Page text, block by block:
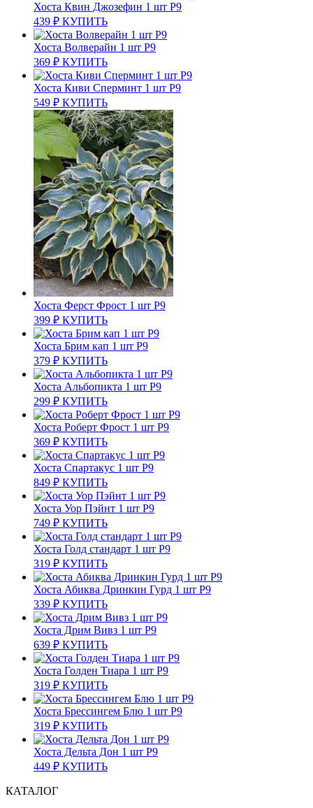
Хоста Квин Джозефин 1 шт Р9
439 ₽ КУПИТЬ
Хоста Волверайн 1 шт Р9
369 ₽ КУПИТЬ
Хоста Киви Сперминт 1 шт Р9
549 ₽ КУПИТЬ
Хоста Ферст Фрост 1 шт Р9
399 ₽ КУПИТЬ
Хоста Брим кап 1 шт Р9
379 ₽ КУПИТЬ
Хоста Альбопикта 1 шт Р9
299 ₽ КУПИТЬ
Хоста Роберт Фрост 1 шт Р9
369 ₽ КУПИТЬ
Хоста Спартакус 1 шт Р9
849 ₽ КУПИТЬ
Хоста Уор Пэйнт 1 шт Р9
749 ₽ КУПИТЬ
Хоста Голд стандарт 1 шт Р9
319 ₽ КУПИТЬ
Хоста Абиква Дринкин Гурд 1 шт Р9
339 ₽ КУПИТЬ
Хоста Дрим Вивз 1 шт Р9
639 ₽ КУПИТЬ
Хоста Голден Тиара 1 шт Р9
319 ₽ КУПИТЬ
Хоста Брессингем Блю 1 шт Р9
319 ₽ КУПИТЬ
Хоста Дельта Дон 1 шт Р9
449 ₽ КУПИТЬ
КАТАЛОГ